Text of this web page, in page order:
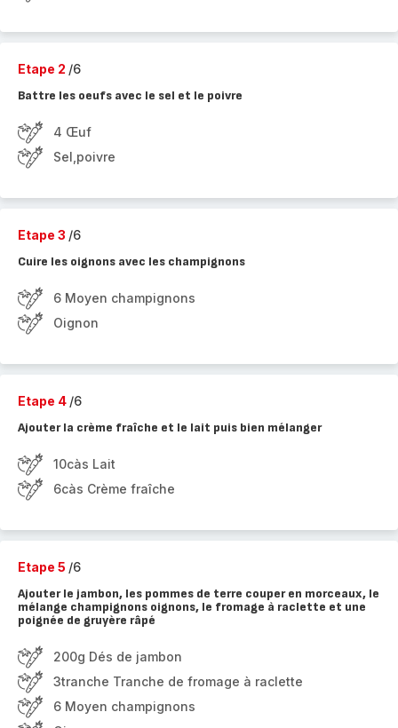
Etape 2 /6
Battre les oeufs avec le sel et le poivre
4 Œuf
Sel,poivre
Etape 3 /6
Cuire les oignons avec les champignons
6 Moyen champignons
Oignon
Etape 4 /6
Ajouter la crème fraîche et le lait puis bien mélanger
10càs Lait
6càs Crème fraîche
Etape 5 /6
Ajouter le jambon, les pommes de terre couper en morceaux, le
mélange champignons oignons, le fromage à raclette et une
poignée de gruyère râpé
200g Dés de jambon
3tranche Tranche de fromage à raclette
6 Moyen champignons